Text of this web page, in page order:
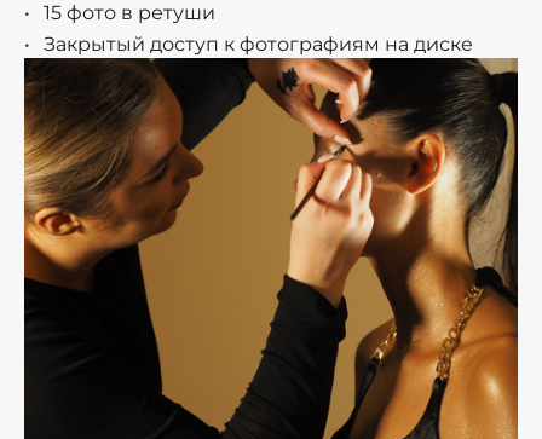
15 фото в ретуши
Закрытый доступ к фотографиям на диске